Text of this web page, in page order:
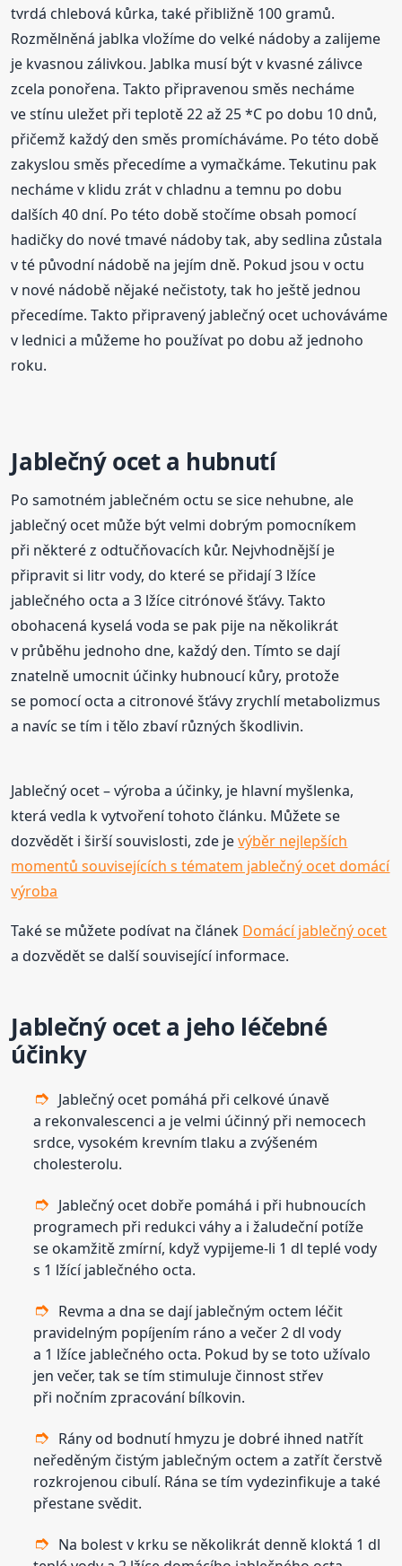
tvrdá chlebová kůrka, také přibližně 100 gramů.
Rozmělněná jablka vložíme do velké nádoby a zalijeme
je kvasnou zálivkou. Jablka musí být v kvasné zálivce
zcela ponořena. Takto připravenou směs necháme
ve stínu uležet při teplotě 22 až 25 *C po dobu 10 dnů,
přičemž každý den směs promícháváme. Po této době
zakyslou směs přecedíme a vymačkáme. Tekutinu pak
necháme v klidu zrát v chladnu a temnu po dobu
dalších 40 dní. Po této době stočíme obsah pomocí
hadičky do nové tmavé nádoby tak, aby sedlina zůstala
v té původní nádobě na jejím dně. Pokud jsou v octu
v nové nádobě nějaké nečistoty, tak ho ještě jednou
přecedíme. Takto připravený jablečný ocet uchováváme
v lednici a můžeme ho používat po dobu až jednoho
roku.
Jablečný ocet a hubnutí
Po samotném jablečném octu se sice nehubne, ale
jablečný ocet může být velmi dobrým pomocníkem
při některé z odtučňovacích kůr. Nejvhodnější je
připravit si litr vody, do které se přidají 3 lžíce
jablečného octa a 3 lžíce citrónové šťávy. Takto
obohacená kyselá voda se pak pije na několikrát
v průběhu jednoho dne, každý den. Tímto se dají
znatelně umocnit účinky hubnoucí kůry, protože
se pomocí octa a citronové šťávy zrychlí metabolizmus
a navíc se tím i tělo zbaví různých škodlivin.
Jablečný ocet – výroba a účinky, je hlavní myšlenka,
která vedla k vytvoření tohoto článku. Můžete se
dozvědět i širší souvislosti, zde jevýběr nejlepších
momentů souvisejících s tématem jablečný ocet domácí
výroba
Také se můžete podívat na článek Domácí jablečný ocet
a dozvědět se další související informace.
Jablečný ocet a jeho léčebné
účinky
Jablečný ocet pomáhá při celkové únavě
a rekonvalescenci a je velmi účinný při nemocech
srdce, vysokém krevním tlaku a zvýšeném
cholesterolu.
Jablečný ocet dobře pomáhá i při hubnoucích
programech při redukci váhy a i žaludeční potíže
se okamžitě zmírní, když vypijeme-li 1 dl teplé vody
s 1 lžící jablečného octa.
Revma a dna se dají jablečným octem léčit
pravidelným popíjením ráno a večer 2 dl vody
a 1 lžíce jablečného octa. Pokud by se toto užívalo
jen večer, tak se tím stimuluje činnost střev
při nočním zpracování bílkovin.
Rány od bodnutí hmyzu je dobré ihned natřít
neředěným čistým jablečným octem a zatřít čerstvě
rozkrojenou cibulí. Rána se tím vydezinfikuje a také
přestane svědit.
Na bolest v krku se několikrát denně kloktá 1 dl